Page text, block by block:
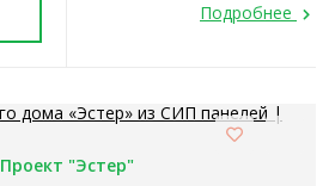
Подробнее
Проект "Эстер"